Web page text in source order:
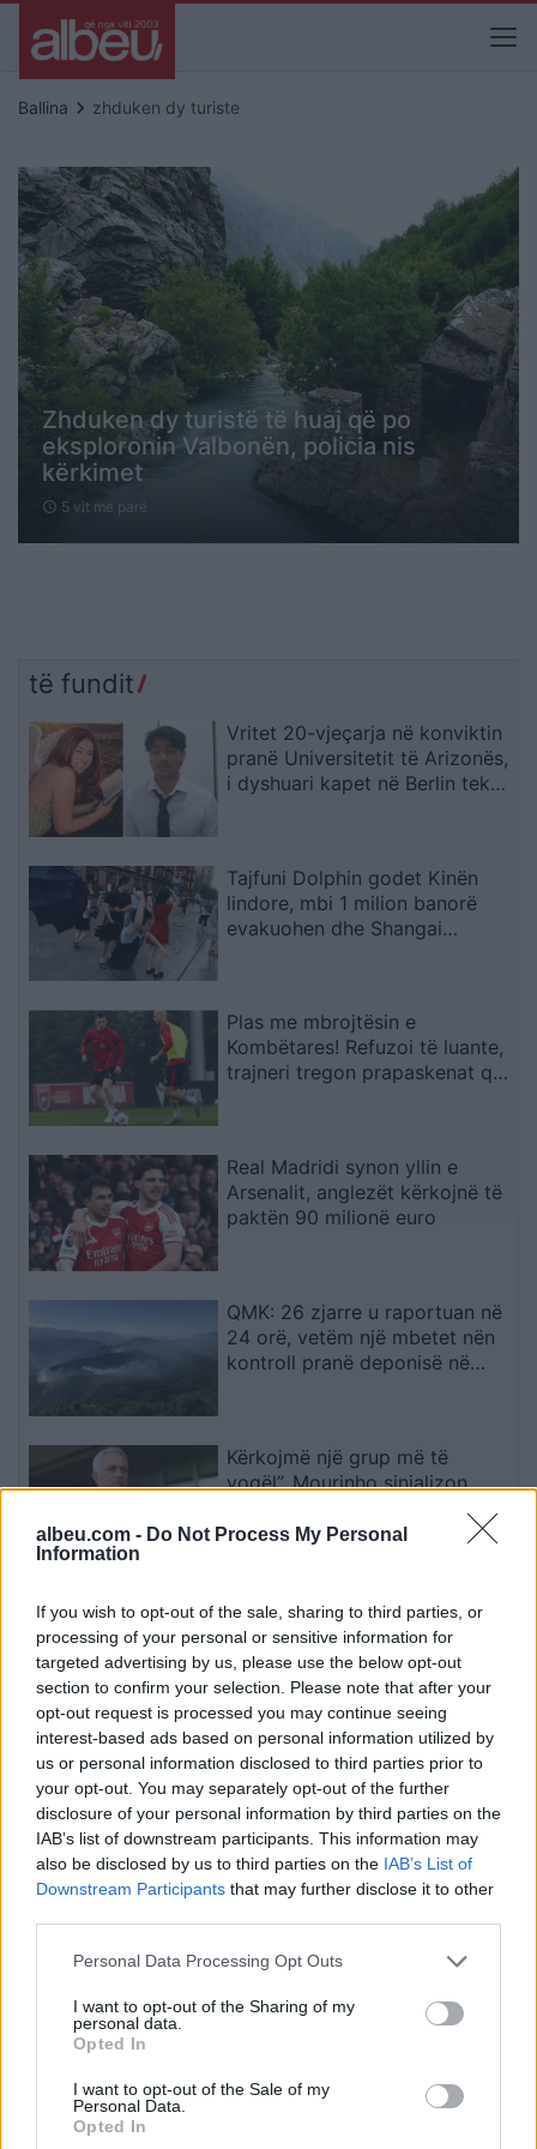
albeu.com - Do Not Process My Personal
Information
If you wish to opt-out of the sale, sharing to third parties, or
processing of your personal or sensitive information for
targeted advertising by us, please use the below opt-out
section to confirm your selection. Please note that after your
opt-out request is processed you may continue seeing
interest-based ads based on personal information utilized by
us or personal information disclosed to third parties prior to
your opt-out. You may separately opt-out of the further
disclosure of your personal information by third parties on the
IAB’s list of downstream participants. This information may
also be disclosed by us to third parties on the IAB’s List of
Downstream Participants that may further disclose it to other
Personal Data Processing Opt Outs
I want to opt-out of the Sharing of my
personal data.
Opted In
I want to opt-out of the Sale of my
Personal Data.
Opted In
Ballina keyboard_arrow_right zhduken dy turiste
Zhduken dy turistë të huaj që po
eksploronin Valbonën, policia nis
kërkimet
schedule 5 vit me parë
të fundit
Vritet 20-vjeçarja në konviktin
pranë Universitetit të Arizonës,
i dyshuari kapet në Berlin teksa
Tajfuni Dolphin godet Kinën
lindore, mbi 1 milion banorë
evakuohen dhe Shangai
Plas me mbrojtësin e
Kombëtares! Refuzoi të luante,
trajneri tregon prapaskenat që
Real Madridi synon yllin e
Arsenalit, anglezët kërkojnë të
paktën 90 milionë euro
QMK: 26 zjarre u raportuan në
24 orë, vetëm një mbetet nën
kontroll pranë deponisë në
Kërkojmë një grup më të
vogël”, Mourinho sinjalizon
Madridit
Sulme masive me dronë
ukrainas në Rusi, autoritetet
ruse njoftojnë për 456 mjete të
rrëzuara dhe dy viktima